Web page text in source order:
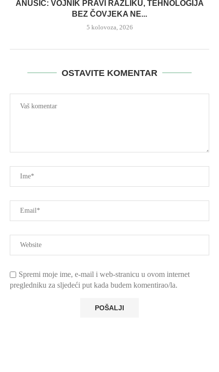
ANUŠIĆ: VOJNIK PRAVI RAZLIKU, TEHNOLOGIJA
BEZ ČOVJEKA NE...
5 kolovoza, 2026
OSTAVITE KOMENTAR
Spremi moje ime, e-mail i web-stranicu u ovom internet
pregledniku za sljedeći put kada budem komentirao/la.